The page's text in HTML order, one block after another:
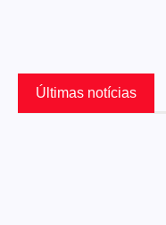
Últimas notícias